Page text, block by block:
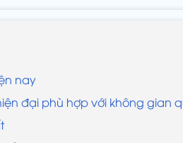
nay
đại phù hợp với không gian